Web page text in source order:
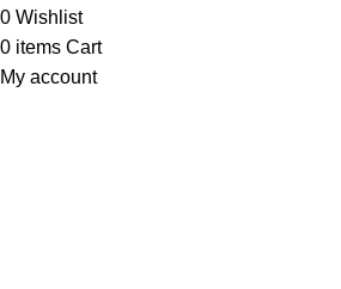
0 Wishlist
0 items Cart
My account